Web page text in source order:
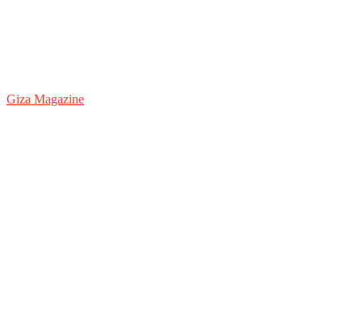
Giza Magazine